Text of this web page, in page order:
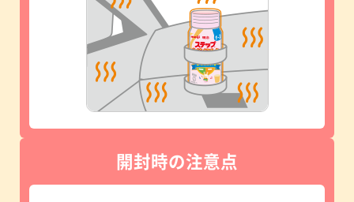
開封時の注意点